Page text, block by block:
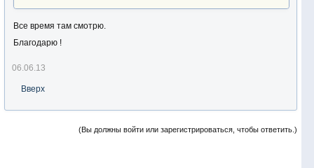
Все время там смотрю.
Благодарю !
06.06.13
Вверх
(Вы должны войти или зарегистрироваться, чтобы ответить.)